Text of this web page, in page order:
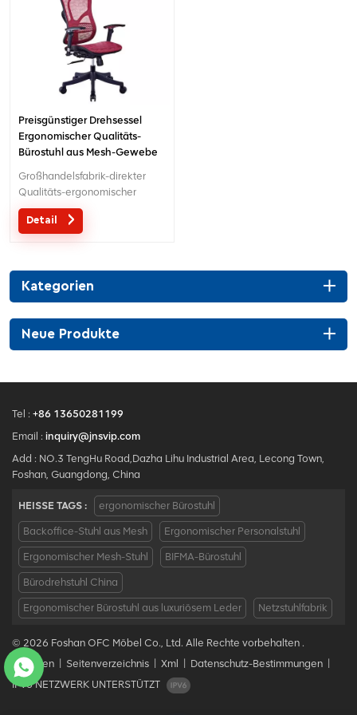
Preisgünstiger Drehsessel
Ergonomischer Qualitäts-
Bürostuhl aus Mesh-Gewebe
Großhandelsfabrik-direkter
Qualitäts-ergonomischer
Entwurfsbüro-Ineinander
greifenstuhl MOQ ist EIN Stück,
Service mit Ihren Bedürfnissen
ist akzeptabel.
Detail
Kategorien
Neue Produkte
Tel : +86 13650281199
Email : inquiry@jnsvip.com
Add : NO.3 TengHu Road,Dazha Lihu Industrial Area, Lecong Town,
Foshan, Guangdong, China
HEISSE TAGS : ergonomischer Bürostuhl
Backoffice-Stuhl aus Mesh Ergonomischer Personalstuhl
Ergonomischer Mesh-Stuhl BIFMA-Bürostuhl
Bürodrehstuhl China
Ergonomischer Bürostuhl aus luxuriösem Leder Netzstuhlfabrik
© 2026 Foshan OFC Möbel Co., Ltd. Alle Rechte vorbehalten .
Bloggen
Seitenverzeichnis Xml Datenschutz-Bestimmungen
IPv6 NETZWERK UNTERSTÜTZT